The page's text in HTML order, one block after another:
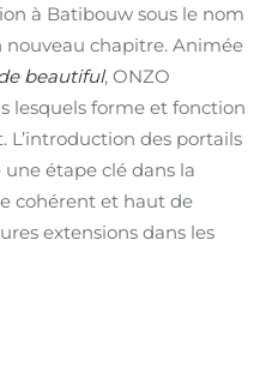
à Batibouw sous le nom
nouveau chapitre. Animée
beautiful, ONZO
lesquels forme et fonction
L’introduction des portails
étape clé dans la
cohérent et haut de
extensions dans les